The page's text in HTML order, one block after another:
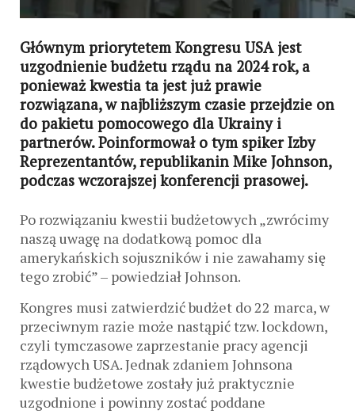
Głównym priorytetem Kongresu USA jest
uzgodnienie budżetu rządu na 2024 rok, a
ponieważ kwestia ta jest już prawie
rozwiązana, w najbliższym czasie przejdzie on
do pakietu pomocowego dla Ukrainy i
partnerów. Poinformował o tym spiker Izby
Reprezentantów, republikanin Mike Johnson,
podczas wczorajszej konferencji prasowej.
Po rozwiązaniu kwestii budżetowych „zwrócimy
naszą uwagę na dodatkową pomoc dla
amerykańskich sojuszników i nie zawahamy się
tego zrobić” – powiedział Johnson.
Kongres musi zatwierdzić budżet do 22 marca, w
przeciwnym razie może nastąpić tzw. lockdown,
czyli tymczasowe zaprzestanie pracy agencji
rządowych USA. Jednak zdaniem Johnsona
kwestie budżetowe zostały już praktycznie
uzgodnione i powinny zostać poddane